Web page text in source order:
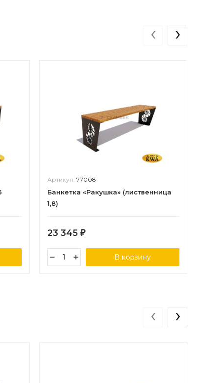
Артикул: 77008
Банкетка «Ракушка» (лиственница
1,8)
23 345 ₽
В корзину
‹ ›
‹ ›